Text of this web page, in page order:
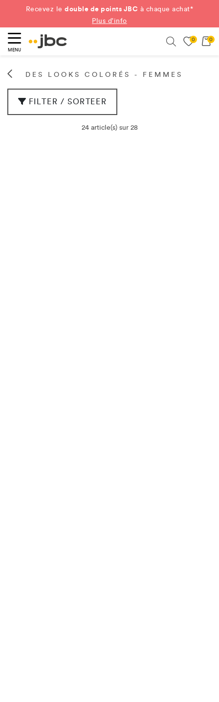
Recevez ledouble de points JBC à chaque achat*
Plus d'info
MENU
0 0
DES LOOKS COLORÉS - FEMMES
FILTER / SORTEER
24 article(s) sur 28